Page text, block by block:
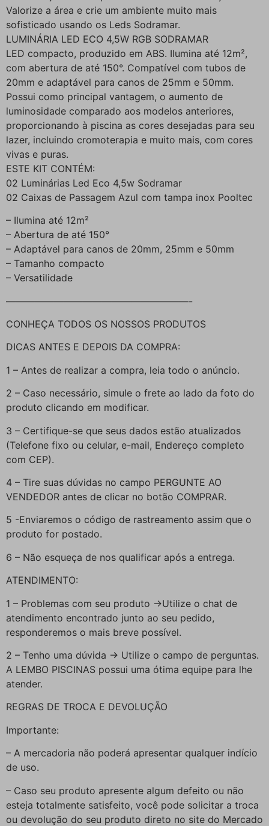
Valorize a área e crie um ambiente muito mais
sofisticado usando os Leds Sodramar.
LUMINÁRIA LED ECO 4,5W RGB SODRAMAR
LED compacto, produzido em ABS. Ilumina até 12m²,
com abertura de até 150°. Compatível com tubos de
20mm e adaptável para canos de 25mm e 50mm.
Possui como principal vantagem, o aumento de
luminosidade comparado aos modelos anteriores,
proporcionando à piscina as cores desejadas para seu
lazer, incluindo cromoterapia e muito mais, com cores
vivas e puras.
ESTE KIT CONTÉM:
02 Luminárias Led Eco 4,5w Sodramar
02 Caixas de Passagem Azul com tampa inox Pooltec
– Ilumina até 12m²
– Abertura de até 150°
– Adaptável para canos de 20mm, 25mm e 50mm
– Tamanho compacto
– Versatilidade
———————————————————-
CONHEÇA TODOS OS NOSSOS PRODUTOS
DICAS ANTES E DEPOIS DA COMPRA:
1 – Antes de realizar a compra, leia todo o anúncio.
2 – Caso necessário, simule o frete ao lado da foto do
produto clicando em modificar.
3 – Certifique-se que seus dados estão atualizados
(Telefone fixo ou celular, e-mail, Endereço completo
com CEP).
4 – Tire suas dúvidas no campo PERGUNTE AO
VENDEDOR antes de clicar no botão COMPRAR.
5 -Enviaremos o código de rastreamento assim que o
produto for postado.
6 – Não esqueça de nos qualificar após a entrega.
ATENDIMENTO:
1 – Problemas com seu produto ->Utilize o chat de
atendimento encontrado junto ao seu pedido,
responderemos o mais breve possível.
2 – Tenho uma dúvida -> Utilize o campo de perguntas.
A LEMBO PISCINAS possui uma ótima equipe para lhe
atender.
REGRAS DE TROCA E DEVOLUÇÃO
Importante:
– A mercadoria não poderá apresentar qualquer indício
de uso.
– Caso seu produto apresente algum defeito ou não
esteja totalmente satisfeito, você pode solicitar a troca
ou devolução do seu produto direto no site do Mercado